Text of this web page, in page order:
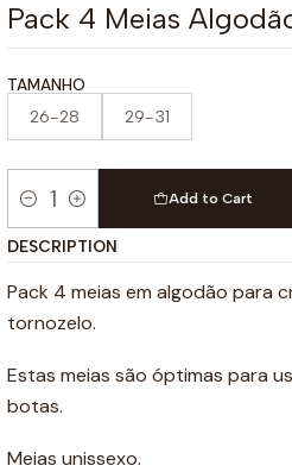
Pack 4 Meias
TAMANHO
26-28 29-31
Quantity
Add to Cart
DESCRIPTION
Pack 4 meias em algodão para
tornozelo.
Estas meias são óptimas para
botas.
Meias unissexo.